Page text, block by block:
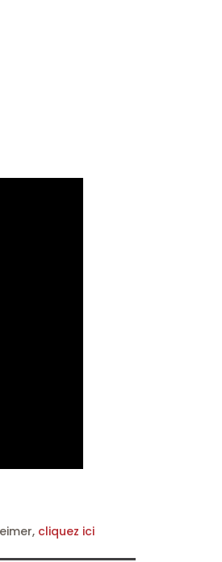
cliquez ici